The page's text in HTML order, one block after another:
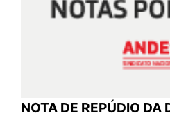
NOTA DE REPÚDIO DA